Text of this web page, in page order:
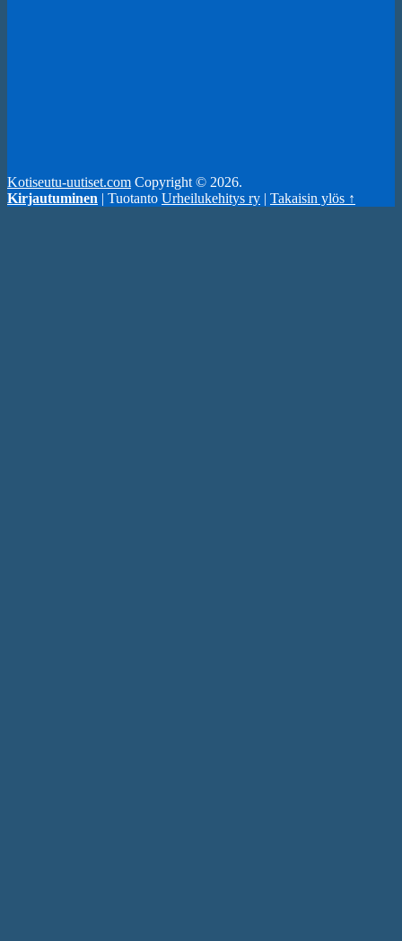
Kotiseutu-uutiset.com Copyright © 2026.
Kirjautuminen | Tuotanto Urheilukehitys ry | Takaisin ylös ↑